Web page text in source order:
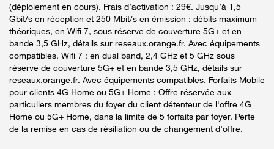
(déploiement en cours). Frais d’activation : 29€. Jusqu’à 1,5
Gbit/s en réception et 250 Mbit/s en émission : débits maximum
théoriques, en Wifi 7, sous réserve de couverture 5G+ et en
bande 3,5 GHz, détails sur reseaux.orange.fr. Avec équipements
compatibles. Wifi 7 : en dual band, 2,4 GHz et 5 GHz sous
réserve de couverture 5G+ et en bande 3,5 GHz, détails sur
reseaux.orange.fr. Avec équipements compatibles. Forfaits Mobile
pour clients 4G Home ou 5G+ Home : Offre réservée aux
particuliers membres du foyer du client détenteur de l'offre 4G
Home ou 5G+ Home, dans la limite de 5 forfaits par foyer. Perte
de la remise en cas de résiliation ou de changement d’offre.